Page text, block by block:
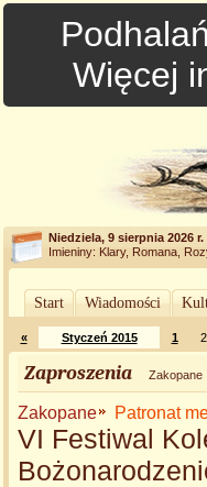
Więcej
Niedziela, 9 sierpnia 2026 r.
Imieniny: Klary, Romana,
Start Wiadomości
« Styczeń 2015 1 2
Zaproszenia Zakopane
Zakopane Patronat
VI Festiwal